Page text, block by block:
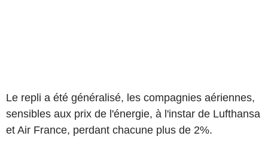
Le repli a été généralisé, les compagnies aériennes,
sensibles aux prix de l'énergie, à l'instar de Lufthansa
et Air France, perdant chacune plus de 2%.